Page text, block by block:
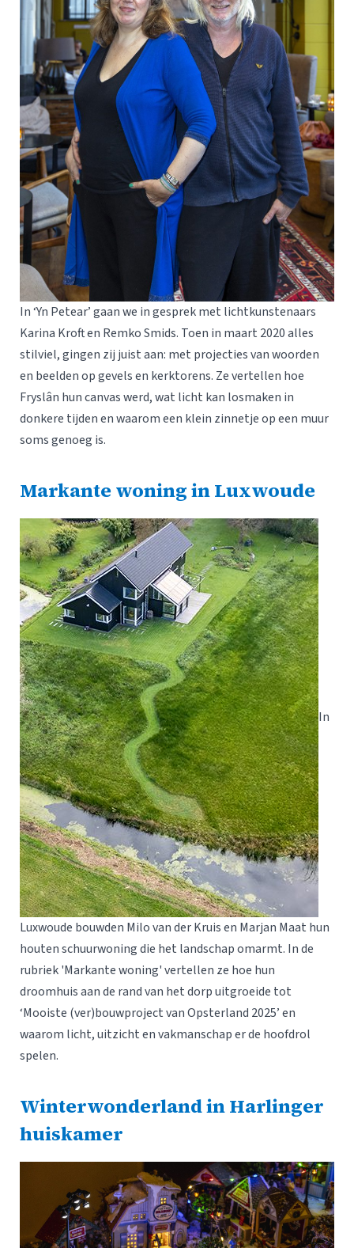
In ‘Yn Petear’ gaan we in gesprek met lichtkunstenaars
Karina Kroft en Remko Smids. Toen in maart 2020 alles
stilviel, gingen zij juist aan: met projecties van woorden
en beelden op gevels en kerktorens. Ze vertellen hoe
Fryslân hun canvas werd, wat licht kan losmaken in
donkere tijden en waarom een klein zinnetje op een muur
soms genoeg is.
Markante woning in Luxwoude
In
Luxwoude bouwden Milo van der Kruis en Marjan Maat hun
houten schuurwoning die het landschap omarmt. In de
rubriek 'Markante woning' vertellen ze hoe hun
droomhuis aan de rand van het dorp uitgroeide tot
‘Mooiste (ver)bouwproject van Opsterland 2025’ en
waarom licht, uitzicht en vakmanschap er de hoofdrol
spelen.
Winterwonderland in Harlinger
huiskamer